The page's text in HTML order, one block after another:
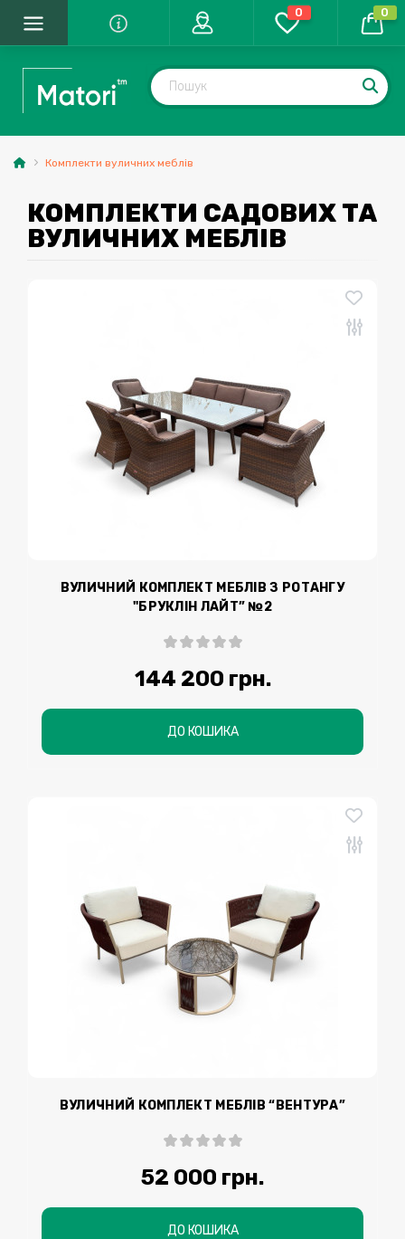
0 0
Комплекти вуличних меблів
КОМПЛЕКТИ САДОВИХ ТА
ВУЛИЧНИХ МЕБЛІВ
ВУЛИЧНИЙ КОМПЛЕКТ МЕБЛІВ З РОТАНГУ
"БРУКЛІН ЛАЙТ” №2
144 200 грн.
ДО КОШИКА
ВУЛИЧНИЙ КОМПЛЕКТ МЕБЛІВ “ВЕНТУРА”
52 000 грн.
ДО КОШИКА